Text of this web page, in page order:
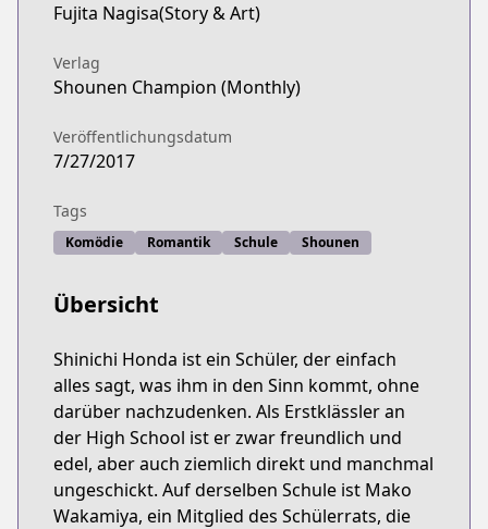
Fujita Nagisa(Story & Art)
Verlag
Shounen Champion (Monthly)
Veröffentlichungsdatum
7/27/2017
Tags
Komödie Romantik Schule Shounen
Übersicht
Shinichi Honda ist ein Schüler, der einfach
alles sagt, was ihm in den Sinn kommt, ohne
darüber nachzudenken. Als Erstklässler an
der High School ist er zwar freundlich und
edel, aber auch ziemlich direkt und manchmal
ungeschickt. Auf derselben Schule ist Mako
Wakamiya, ein Mitglied des Schülerrats, die